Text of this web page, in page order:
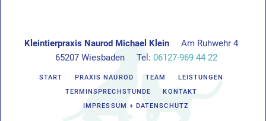
Kleintierpraxis Naurod Michael Klein
Am Ruhwehr 4
65207 Wiesbaden Tel: 06127-969 44 22
START PRAXIS NAUROD TEAM
LEISTUNGEN
TERMINSPRECHSTUNDE
KONTAKT
IMPRESSUM + DATENSCHUTZ